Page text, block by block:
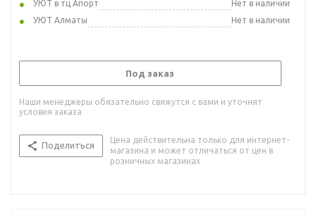
УЮТ в тц Апорт
Нет в наличии
УЮТ Алматы
Нет в наличии
Под заказ
Наши менеджеры обязательно свяжутся с вами и уточнят
условия заказа
Поделиться
Цена действительна только для интернет-
магазина и может отличаться от цен в
розничных магазинах